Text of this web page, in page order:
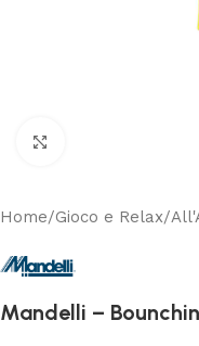
Home/Gioco e Relax/
Mandelli –